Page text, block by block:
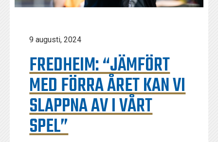
9 augusti, 2024
FREDHEIM: “JÄMFÖRT
MED FÖRRA ÅRET KAN VI
SLAPPNA AV I VÅRT
SPEL”